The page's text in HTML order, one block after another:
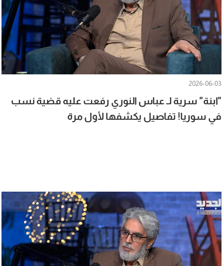
2026-06-03
"ابنة" سرية لـ عباس النوري رفعت عليه قضية نسب
في سوريا! تفاصيل يكشفها لأول مرة